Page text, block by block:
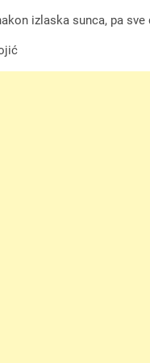
izlaska sunca, pa sve